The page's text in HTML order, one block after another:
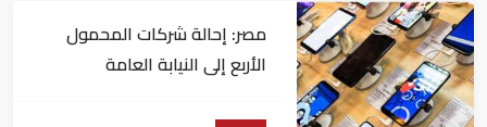
مصر: إحالة شركات المحمول
الأربع إلى النيابة العامة